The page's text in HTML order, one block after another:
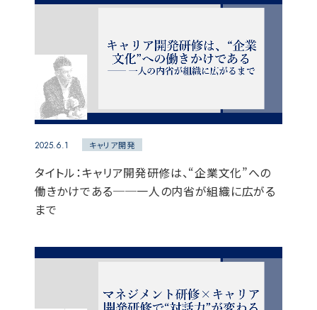
2025.6.1 キャリア開発
タイトル：キャリア開発研修は、“企業文化”への
働きかけである──一人の内省が組織に広がる
まで